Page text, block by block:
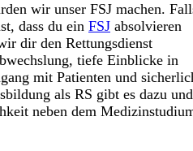
wir unser FSJ machen.
dass du ein FSJ absolvieren
dir den Rettungsdienst
tiefe Einblicke in
mit Patienten und
als RS gibt es dazu und
neben dem